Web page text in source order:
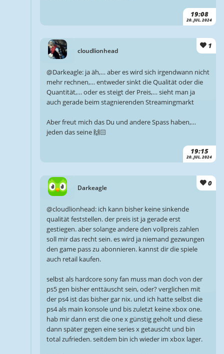
19:08
20. JUL. 2024
cloudlionhead
1
19:15
20. JUL. 2024
@Darkeagle: ja äh,… aber es wird sich irgendwann nicht
mehr rechnen,… entweder sinkt die Qualität oder die
Quantität,… oder es steigt der Preis,… sieht man ja
auch gerade beim stagnierenden Streamingmarkt
Aber freut mich das Du und andere Spass haben,…
jeden das seine 🙌🏻
Darkeagle
0
@cloudlionhead: ich kann bisher keine sinkende
qualität feststellen. der preis ist ja gerade erst
gestiegen. aber solange andere den vollpreis zahlen
soll mir das recht sein. es wird ja niemand gezwungen
den game pass zu abonnieren. kannst dir die spiele
auch retail kaufen.
selbst als hardcore sony fan muss man doch von der
ps5 gen bisher enttäuscht sein, oder? verglichen mit
der ps4 ist das bisher gar nix. und ich hatte selbst die
ps4 als main konsole und bis zuletzt keine xbox one.
hab mir dann erst die one x günstig geholt und diese
dann später gegen eine series x getauscht und bin
total zufrieden. seitdem bin ich wieder im xbox lager.